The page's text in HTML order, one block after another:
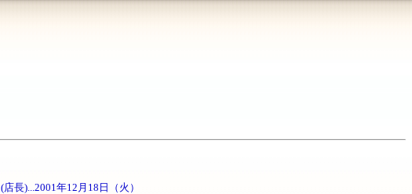
(店長)...2001年12月18日（火）